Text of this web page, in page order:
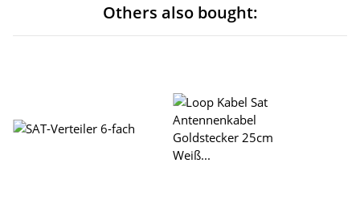
Others also bought: